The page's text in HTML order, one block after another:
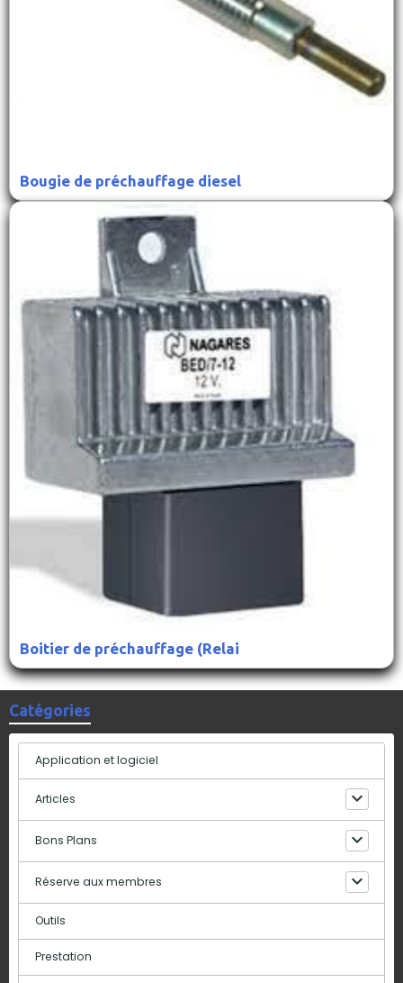
Bougie de préchauffage diesel
Boitier de préchauffage (Relai
Catégories
Application et logiciel
Articles
Bons Plans
Réserve aux membres
Outils
Prestation